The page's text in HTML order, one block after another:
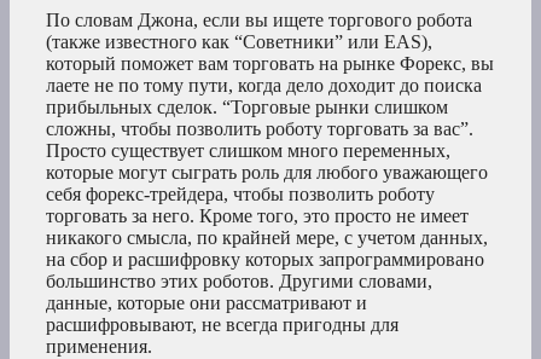
По словам Джона, если вы ищете торгового робота
(также известного как “Советники” или EAS),
который поможет вам торговать на рынке Форекс, вы
лаете не по тому пути, когда дело доходит до поиска
прибыльных сделок. “Торговые рынки слишком
сложны, чтобы позволить роботу торговать за вас”.
Просто существует слишком много переменных,
которые могут сыграть роль для любого уважающего
себя форекс-трейдера, чтобы позволить роботу
торговать за него. Кроме того, это просто не имеет
никакого смысла, по крайней мере, с учетом данных,
на сбор и расшифровку которых запрограммировано
большинство этих роботов. Другими словами,
данные, которые они рассматривают и
расшифровывают, не всегда пригодны для
применения.